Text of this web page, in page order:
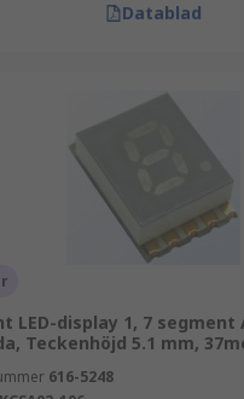
Datablad
LED-display 1, 7 segment
Teckenhöjd 5.1 mm,
616-5248